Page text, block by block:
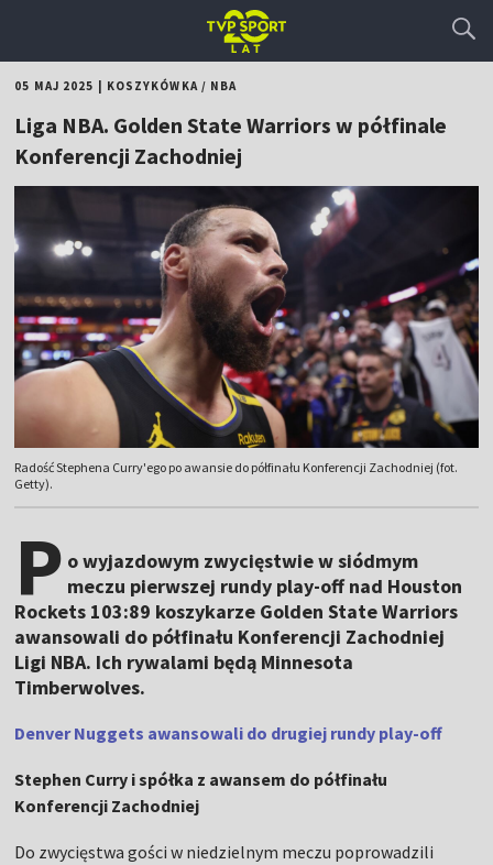
05 MAJ 2025 KOSZYKÓWKA/ NBA
Liga NBA. Golden State Warriors w półfinale
Konferencji Zachodniej
Radość Stephena Curry'ego po awansie do półfinału Konferencji Zachodniej (fot.
Getty).
P o wyjazdowym zwycięstwie w siódmym
meczu pierwszej rundy play-off nad Houston
Rockets 103:89 koszykarze Golden State Warriors
awansowali do półfinału Konferencji Zachodniej
Ligi NBA. Ich rywalami będą Minnesota
Timberwolves.
Denver Nuggets awansowali do drugiej rundy play-off
Stephen Curry i spółka z awansem do półfinału
Konferencji Zachodniej
Do zwycięstwa gości w niedzielnym meczu poprowadzili